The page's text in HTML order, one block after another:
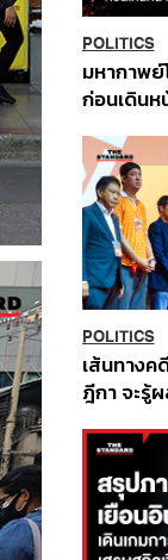
POLITICS
มหากาพ
ก่อนเดิน
POLITICS
เส้นทางค
ฎีกา จะรู้ผ